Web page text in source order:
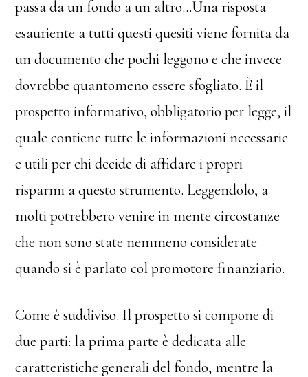
passa da un fondo a un altro…Una risposta
esauriente a tutti questi quesiti viene fornita da
un documento che pochi leggono e che invece
dovrebbe quantomeno essere sfogliato. È il
prospetto informativo, obbligatorio per legge, il
quale contiene tutte le informazioni necessarie
e utili per chi decide di affidare i propri
risparmi a questo strumento. Leggendolo, a
molti potrebbero venire in mente circostanze
che non sono state nemmeno considerate
quando si è parlato col promotore finanziario.
Come è suddiviso. Il prospetto si compone di
due parti: la prima parte è dedicata alle
caratteristiche generali del fondo, mentre la